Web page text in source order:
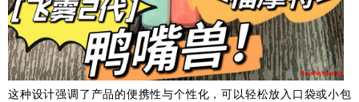
这种设计强调了产品的便携性与个性化，可以轻松放入口袋或小包